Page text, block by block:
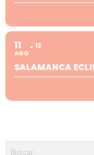
11
AGO
12
SALAMANCA